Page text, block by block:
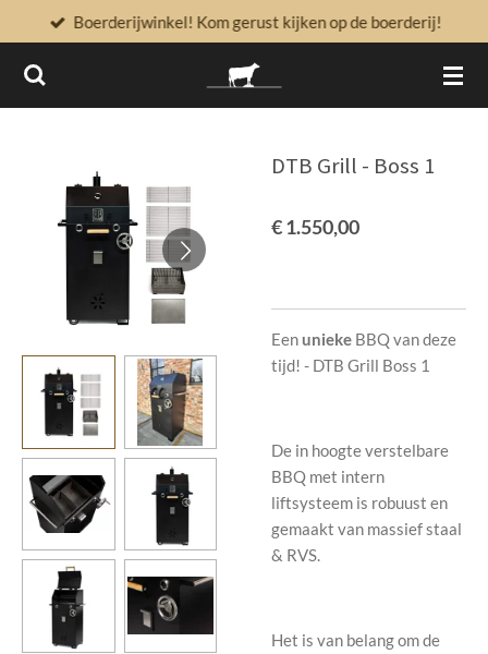
direct
naar
Boerderijwinkel! Kom gerust kijken op de boerderij!
DTB Grill - Boss 1
€ 1.550,00
Eenunieke BBQ van deze
tijd! - DTB Grill Boss 1
De in hoogte verstelbare
BBQ met intern
liftsysteem is robuust en
gemaakt van massief staal
& RVS.
Het is van belang om de